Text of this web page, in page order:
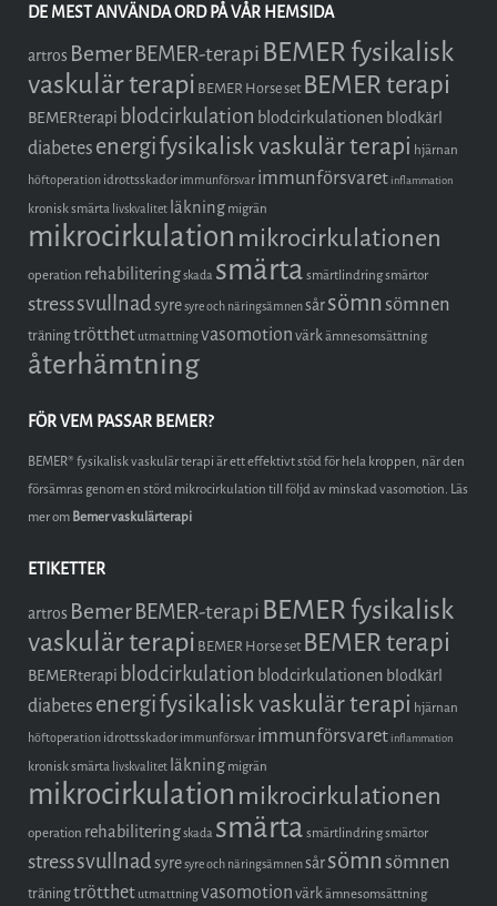
DE MEST ANVÄNDA ORD PÅ VÅR HEMSIDA
artros BemerBEMER-terapi BEMER fysikalisk
vaskulär terapi BEMER Horse set BEMER terapi
BEMERterapi blodcirkulation blodcirkulationen blodkärl
diabetesenergifysikalisk vaskulär terapi hjärnan
höftoperation idrottsskador immunförsvar immunförsvaret inflammation
kronisk smärta livskvalitet läkningmigrän
mikrocirkulation mikrocirkulationen
operation rehabiliteringskada smärtasmärtlindringsmärtor
stresssvullnadsyresyre och näringsämnensårsömnsömnen
träningtrötthet utmattningvasomotionvärkämnesomsättning
återhämtning
FÖR VEM PASSAR BEMER?
BEMER® fysikalisk vaskulär terapi är ett effektivt stöd för hela kroppen, när den
försämras genom en störd mikrocirkulation till följd av minskad vasomotion. Läs
mer omBemer vaskulärterapi
ETIKETTER
artros BemerBEMER-terapi BEMER fysikalisk
vaskulär terapi BEMER Horse set BEMER terapi
BEMERterapi blodcirkulation blodcirkulationen blodkärl
diabetesenergifysikalisk vaskulär terapi hjärnan
höftoperation idrottsskador immunförsvar immunförsvaret inflammation
kronisk smärta livskvalitet läkningmigrän
mikrocirkulation mikrocirkulationen
operation rehabiliteringskada smärtasmärtlindringsmärtor
stresssvullnadsyresyre och näringsämnensårsömnsömnen
träningtrötthet utmattningvasomotionvärkämnesomsättning